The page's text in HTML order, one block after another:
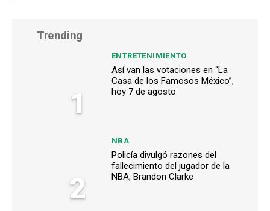
Trending
1
ENTRETENIMIENTO
Así van las votaciones en “La
Casa de los Famosos México”,
hoy 7 de agosto
2
NBA
Policía divulgó razones del
fallecimiento del jugador de la
NBA, Brandon Clarke